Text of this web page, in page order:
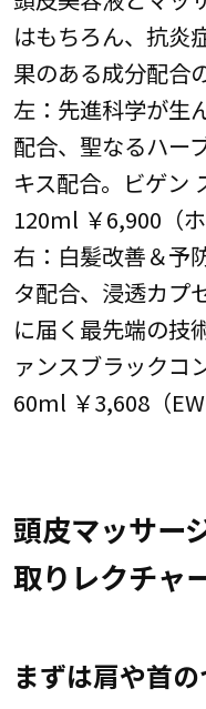
はもちろん、抗炎
果のある成分配合
左：先進科学が生
配合、聖なるハー
キス配合。ビゲン
120ml ￥6,900（ホ
右：白髪改善＆予
タ配合、浸透カプ
に届く最先端の技
ァンスブラックコ
60ml ￥3,608（
頭皮マッサー
取りレクチャ
まずは肩や首